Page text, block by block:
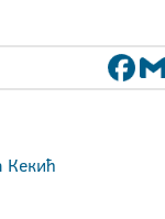
Кекић